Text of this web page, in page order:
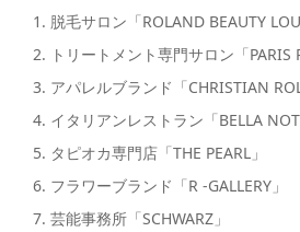
脱毛サロン「ROLAND BEAUTY
トリートメント専門サロン「PARIS
アパレルブランド「CHRISTIAN
イタリアンレストラン「BELLA
タピオカ専門店「THE PEARL」
フラワーブランド「R -GALLERY」
芸能事務所「SCHWARZ」